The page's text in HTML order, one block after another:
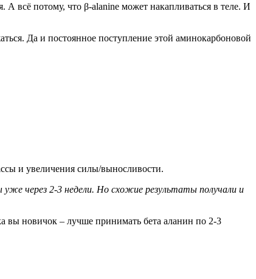
всё потому, что β-alanine может накапливаться в теле. И
Да и постоянное поступление этой аминокарбоновой
и увеличения силы/выносливости.
через 2-3 недели. Но схожие результаты получали и
вы новичок – лучше принимать бета аланин по 2-3